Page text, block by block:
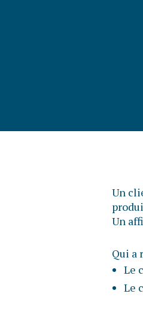
Un
Un
Qui a
Le
Le